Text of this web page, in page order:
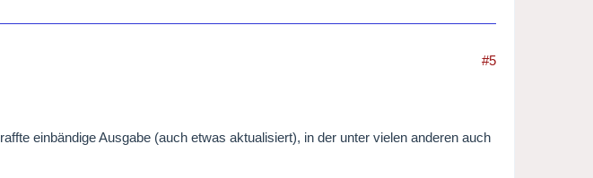
#5
einbändige Ausgabe (auch etwas aktualisiert), in der unter vielen anderen auch